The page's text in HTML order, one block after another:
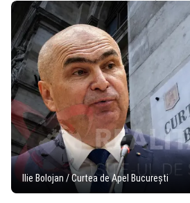
Ilie Bolojan / Curtea de Apel București